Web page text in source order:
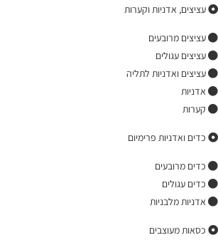
עציצים, אדניות וקערות
עציצים מרובעים
עציצים עגולים
עציצים ואדניות לתליה
אדניות
קערות
כדים ואדניות פרימיום
כדים מרובעים
כדים עגולים
אדניות מלבניות
כסאות מעוצבים